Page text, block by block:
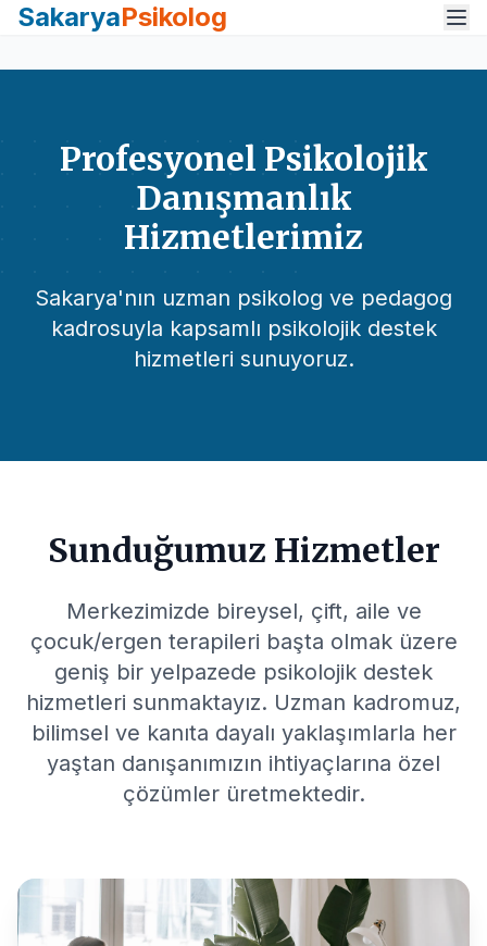
SakaryaPsikolog
Profesyonel Psikolojik
Danışmanlık
Hizmetlerimiz
Sakarya'nın uzman psikolog ve pedagog
kadrosuyla kapsamlı psikolojik destek
hizmetleri sunuyoruz.
Sunduğumuz Hizmetler
Merkezimizde bireysel, çift, aile ve
çocuk/ergen terapileri başta olmak üzere
geniş bir yelpazede psikolojik destek
hizmetleri sunmaktayız. Uzman kadromuz,
bilimsel ve kanıta dayalı yaklaşımlarla her
yaştan danışanımızın ihtiyaçlarına özel
çözümler üretmektedir.